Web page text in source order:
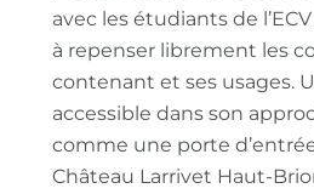
avec les étudiants de
à repenser librement les
contenant et ses usages.
accessible dans son
comme une porte
Château Larrivet Haut-